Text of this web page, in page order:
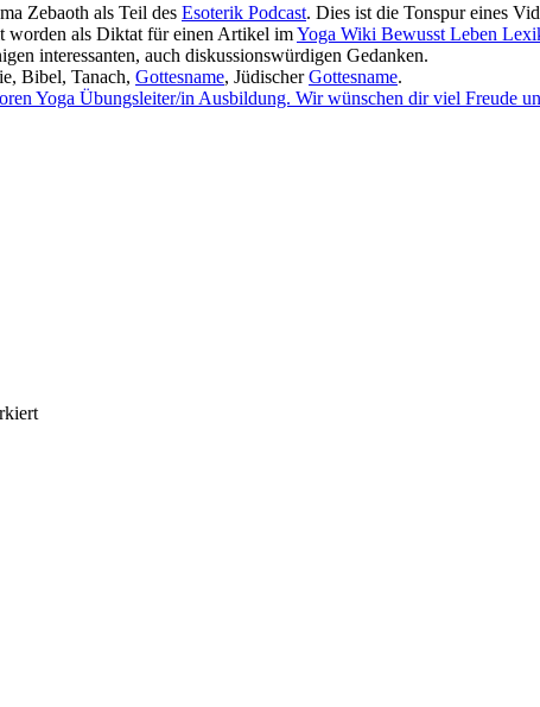
Zebaoth als Teil des Esoterik Podcast. Dies ist die Tonspur eines
worden als Diktat für einen Artikel imYoga Wiki Bewusst Leben
interessanten, auch diskussionswürdigen Gedanken.
Bibel, Tanach, Gottesname, JüdischerGottesname.
Yoga Übungsleiter/in Ausbildung. Wir wünschen dir viel Freude